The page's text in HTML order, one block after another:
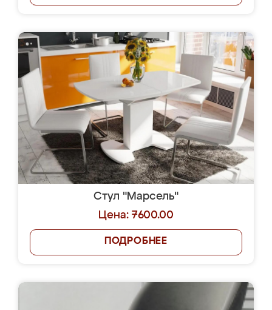
Стул "Марсель"
Цена: 7600.00
ПОДРОБНЕЕ